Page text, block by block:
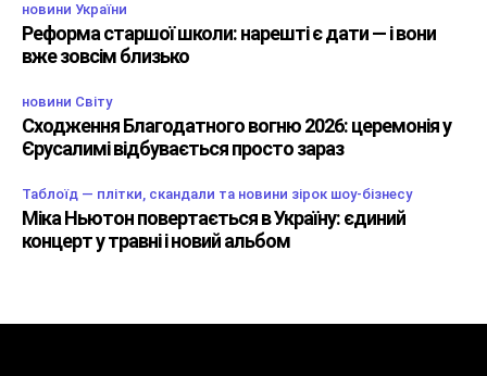
новини України
Реформа старшої школи: нарешті є дати — і вони
вже зовсім близько
новини Світу
Сходження Благодатного вогню 2026: церемонія у
Єрусалимі відбувається просто зараз
Таблоїд — плітки, скандали та новини зірок шоу-бізнесу
Міка Ньютон повертається в Україну: єдиний
концерт у травні і новий альбом